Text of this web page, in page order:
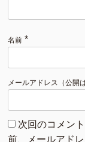
名前 *
メールアドレス（公開
次回のコメン
前、メールアド